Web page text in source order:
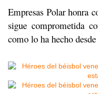
Empresas Polar honra
sigue comprometida
como lo ha hecho